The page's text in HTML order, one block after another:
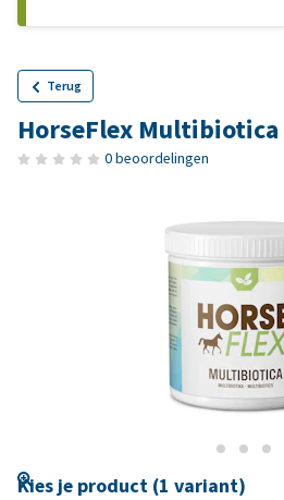
Terug
HorseFlex Multibiotica
0 beoordelingen
Kies je product (1 variant)